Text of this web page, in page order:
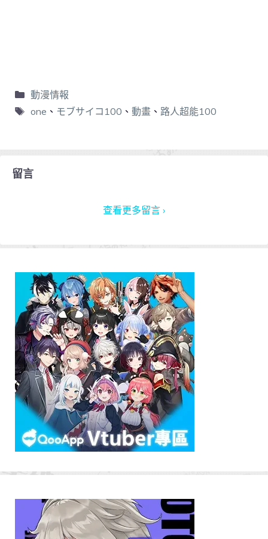
動漫情報
one 、 モブサイコ100 、 動畫、 路人超能100
留言
查看更多留言 ›